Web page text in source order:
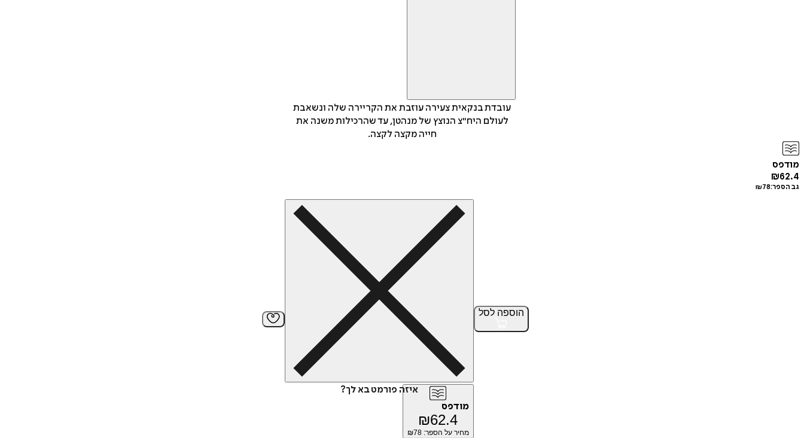
עובדת בנקאית צעירה עוזבת את הקריירה שלה ונשאבת
לעולם היח"צ הנוצץ של מנהטן, עד שהרכילות משנה את
חייה מקצה לקצה.
מודפס
₪62.4
גב הספר: ₪78
הוספה לסל
איזה פורמט בא לך?
מודפס
₪62.4
מחיר על הספר: ₪78